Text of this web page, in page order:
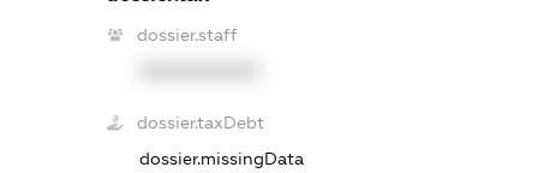
dossier.staff
dossier.taxDebt
dossier.missingData